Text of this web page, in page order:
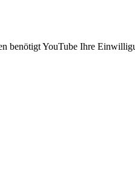
benötigt YouTube Ihre